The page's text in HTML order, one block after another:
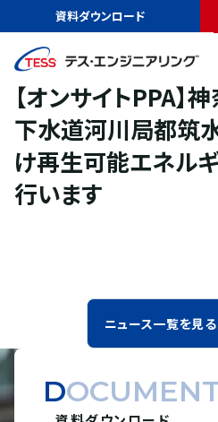
資料ダウンロード
ニュース
【オンサイトPPA】神
再生センター向け再生可能エネルギー
リリース
2025.12.25
【オンサイトPPA】
下水道河川局都筑
け再生可能エネル
行います
ニュース一覧を見る